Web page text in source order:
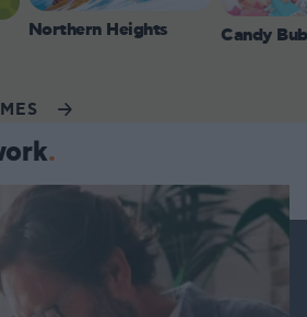
Northern Heights Candy